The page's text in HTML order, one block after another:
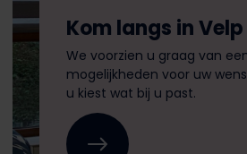
Kom langs in Velp
We voorzien u graag van
mogelijkheden voor uw
u kiest wat bij u past.